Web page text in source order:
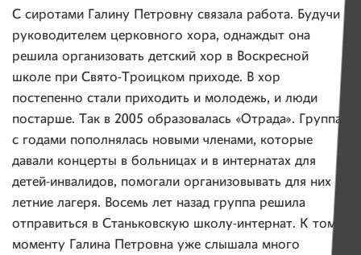
С сиротами Галину Петровну связала работа. Будучи
руководителем церковного хора, однаждыт она
решила организовать детский хор в Воскресной
школе при Свято-Троицком приходе. В хор
постепенно стали приходить и молодежь, и люди
постарше. Так в 2005 образовалась «Отрада». Группа
с годами пополнялась новыми членами, которые
давали концерты в больницах и в интернатах для
детей-инвалидов, помогали организовывать для них
летние лагеря. Восемь лет назад группа решила
отправиться в Станьковскую школу-интернат. К тому
моменту Галина Петровна уже слышала много